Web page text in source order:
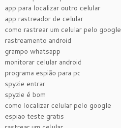
app para localizar outro celular
app rastreador de celular
como rastrear um celular pelo google
rastreamento android
grampo whatsapp
monitorar celular android
programa espião para pc
spyzie entrar
spyzie é bom
como localizar celular pelo google
espiao teste gratis